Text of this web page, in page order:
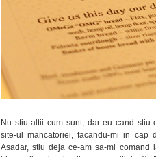
Nu stiu altii cum sunt, dar eu cand stiu
site-ul mancatoriei, facandu-mi in cap
Asadar, stiu deja ce-am sa-mi